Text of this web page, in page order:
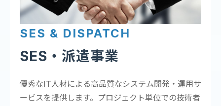
SES & DISPATCH
SES・派遣事業
優秀なIT人材による高品質なシステム開発・運用サ
ービスを提供します。プロジェクト単位での技術者